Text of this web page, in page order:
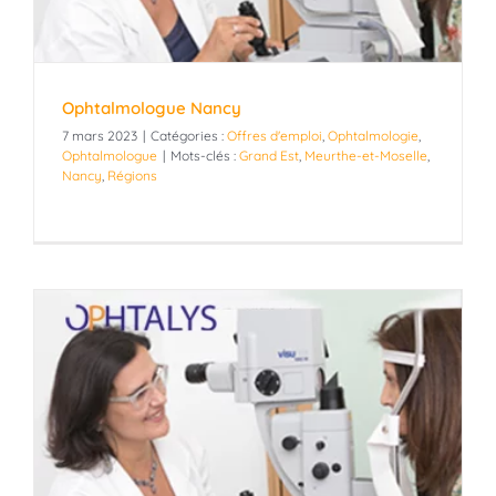
Ophtalmologue Nancy
7 mars 2023 | Catégories : Offres d'emploi Ophtalmologie
Ophtalmologue | Mots-clés : Grand Est Meurthe-et-Moselle
Nancy Régions